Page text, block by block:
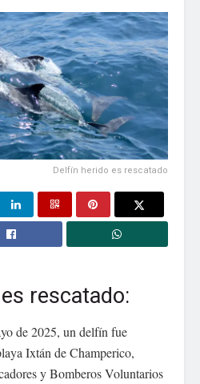
electrónico y web en
Delfín herido es rescatado
rescatado:
de 2025, un delfín fue
Ixtán de Champerico,
y Bomberos Voluntarios